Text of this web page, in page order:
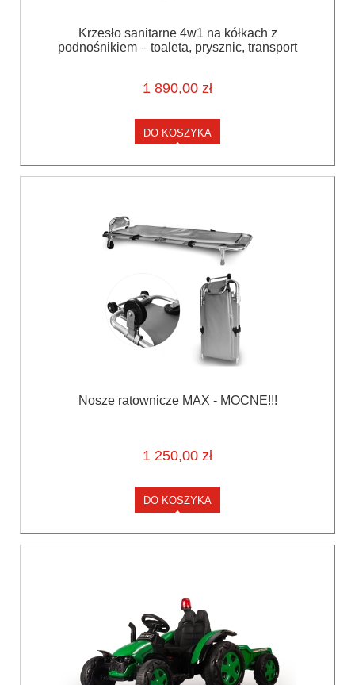
Krzesło sanitarne 4w1 na kółkach z
podnośnikiem – toaleta, prysznic, transport
1 890,00 zł
DO KOSZYKA
Nosze ratownicze MAX - MOCNE!!!
1 250,00 zł
DO KOSZYKA